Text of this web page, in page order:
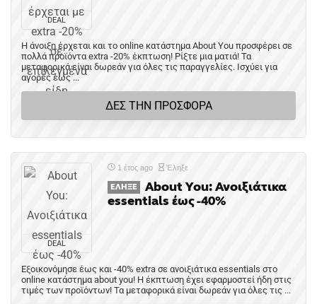
DEAL
Η άνοιξη έρχεται και το online κατάστημα About You προσφέρει σε
πολλά προϊόντα extra -20% έκπτωση! Ρίξτε μια ματιά! Τα
μεταφορικά είναι δωρεάν για όλες τις παραγγελίες. Ισχύει για
αγορές έως ...
ΔΕΣ ΤΗΝ ΠΡΟΣΦΟΡΑ
DEAL
1 έτος ago Έληξε
ΈΛΗΞΕ
About You: Ανοιξιάτικα
essentials έως -40%
Εξοικονόμησε έως και -40% extra σε ανοιξιάτικα essentials στο
online κατάστημα about you! Η έκπτωση έχει εφαρμοστεί ήδη στις
τιμές των προϊόντων! Τα μεταφορικά είναι δωρεάν για όλες τις ...